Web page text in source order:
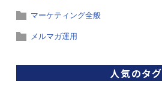
マーケティング全般
メルマガ運用
人気のタグ